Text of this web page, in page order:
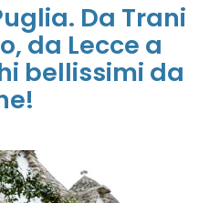
Da Trani
da Lecce a
bellissimi da